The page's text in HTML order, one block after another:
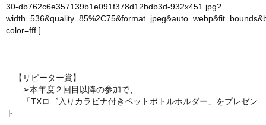
30-db762c6e357139b1e091f378d12bdb3d-932x451.jpg?
color=fff ]
【リピーター賞】
➢本年度２回目以降の参加で、
「TXロゴ入りカラビナ付きペットボトルホルダー」をプレゼン
ト